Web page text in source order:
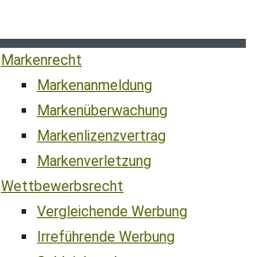
Markenrecht
Markenanmeldung
Markenüberwachung
Markenlizenzvertrag
Markenverletzung
Wettbewerbsrecht
Vergleichende Werbung
Irreführende Werbung